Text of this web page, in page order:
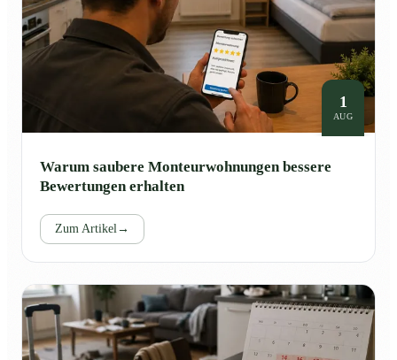
1
AUG
Warum saubere Monteurwohnungen bessere
Bewertungen erhalten
Zum Artikel →